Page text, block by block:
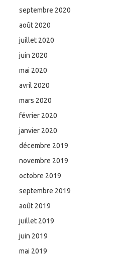
septembre 2020
août 2020
juillet 2020
juin 2020
mai 2020
avril 2020
mars 2020
février 2020
janvier 2020
décembre 2019
novembre 2019
octobre 2019
septembre 2019
août 2019
juillet 2019
juin 2019
mai 2019